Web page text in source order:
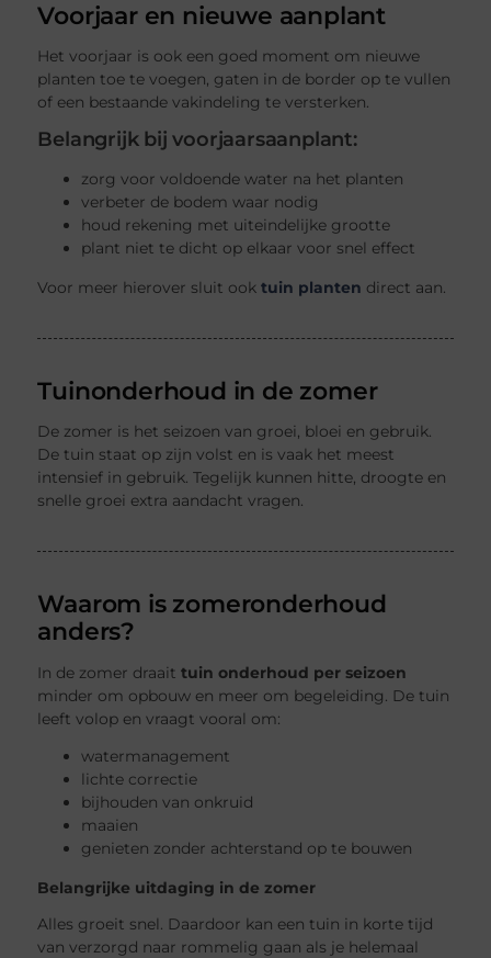
Voorjaar en nieuwe aanplant
Het voorjaar is ook een goed moment om nieuwe
planten toe te voegen, gaten in de border op te vullen
of een bestaande vakindeling te versterken.
Belangrijk bij voorjaarsaanplant:
zorg voor voldoende water na het planten
verbeter de bodem waar nodig
houd rekening met uiteindelijke grootte
plant niet te dicht op elkaar voor snel effect
Voor meer hierover sluit ooktuin planten direct aan.
Tuinonderhoud in de zomer
De zomer is het seizoen van groei, bloei en gebruik.
De tuin staat op zijn volst en is vaak het meest
intensief in gebruik. Tegelijk kunnen hitte, droogte en
snelle groei extra aandacht vragen.
Waarom is zomeronderhoud
anders?
In de zomer draaittuin onderhoud per seizoen
minder om opbouw en meer om begeleiding. De tuin
leeft volop en vraagt vooral om:
watermanagement
lichte correctie
bijhouden van onkruid
maaien
genieten zonder achterstand op te bouwen
Belangrijke uitdaging in de zomer
Alles groeit snel. Daardoor kan een tuin in korte tijd
van verzorgd naar rommelig gaan als je helemaal